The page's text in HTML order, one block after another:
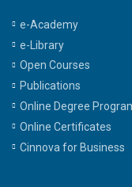
e-Academy
e-Library
Open Courses
Publications
Online Degree
Online Certificates
Cinnova for Business